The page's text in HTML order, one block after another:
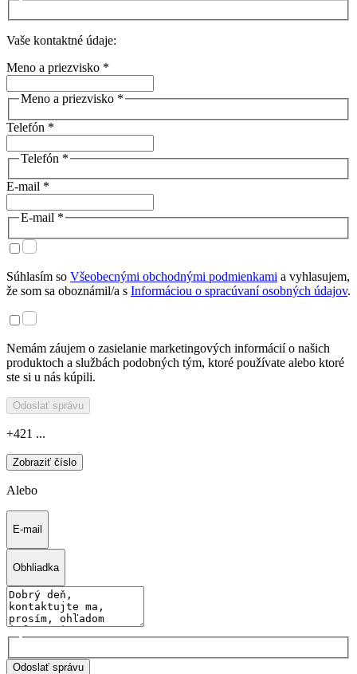
Vaše kontaktné údaje:
Meno a priezvisko *
Meno a priezvisko *
Telefón *
Telefón *
E-mail *
E-mail *
Súhlasím so Všeobecnými obchodnými podmienkami a vyhlasujem,
že som sa oboznámil/a s Informáciou o spracúvaní osobných údajov.
Nemám záujem o zasielanie marketingových informácií o našich
produktoch a službách podobných tým, ktoré používate alebo ktoré
ste si u nás kúpili.
Odoslať správu
+421 ...
Zobraziť číslo
Alebo
E-mail
Obhliadka
Odoslať správu